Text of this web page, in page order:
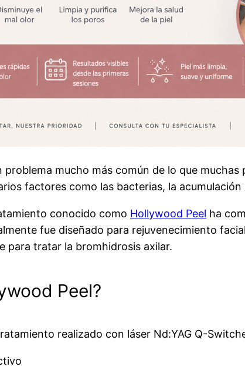
problema mucho más común de lo que
factores como las bacterias, la
conocido como Hollywood Peel ha
fue diseñado para rejuvenecimiento
para tratar la bromhidrosis axilar.
Peel?
realizado con láser Nd:YAG Q-